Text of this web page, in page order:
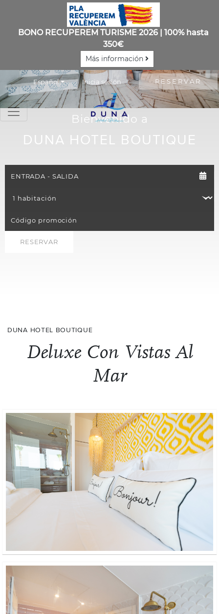
BONO RECUPEREM TURISME 2026 | 100% hasta
350€
Más información
Español Inicia sesión RESERVAR
Bienvenido a
DUNA HOTEL BOUTIQUE
RESERVAR
DUNA HOTEL BOUTIQUE
Deluxe Con Vistas Al
Mar